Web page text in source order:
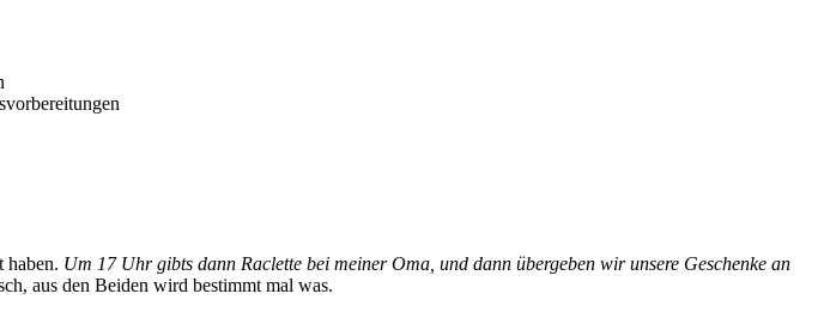
haben. Um 17 Uhr gibts dann Raclette bei meiner Oma, und dann übergeben wir unsere Geschenke an
aus den Beiden wird bestimmt mal was.